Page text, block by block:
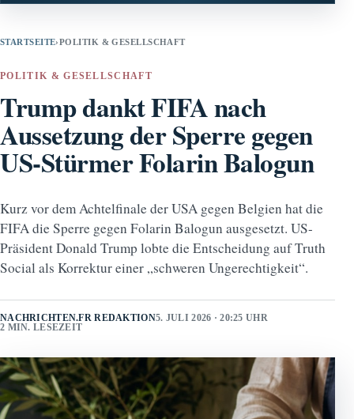
STARTSEITE›POLITIK & GESELLSCHAFT
POLITIK & GESELLSCHAFT
Trump dankt FIFA nach
Aussetzung der Sperre gegen
US-Stürmer Folarin Balogun
Kurz vor dem Achtelfinale der USA gegen Belgien hat die
FIFA die Sperre gegen Folarin Balogun ausgesetzt. US-
Präsident Donald Trump lobte die Entscheidung auf Truth
Social als Korrektur einer „schweren Ungerechtigkeit“.
NACHRICHTEN.FR REDAKTION5. JULI 2026 · 20:25 UHR
2 MIN. LESEZEIT